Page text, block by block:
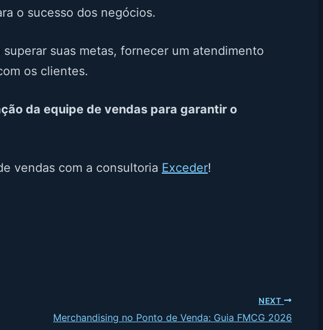
o sucesso dos negócios.
suas metas, fornecer um atendimento
os clientes.
da equipe de vendas para garantir o
vendas com a consultoria Exceder!
NEXT
Merchandising no Ponto de Venda: Guia FMCG 2026